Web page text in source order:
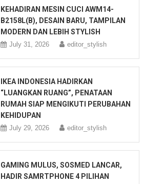
KEHADIRAN MESIN CUCI AWM14-
B2158L(B), DESAIN BARU, TAMPILAN
MODERN DAN LEBIH STYLISH
July 31, 2026 editor_stylish
IKEA INDONESIA HADIRKAN
“LUANGKAN RUANG”, PENATAAN
RUMAH SIAP MENGIKUTI PERUBAHAN
KEHIDUPAN
July 29, 2026 editor_stylish
GAMING MULUS, SOSMED LANCAR,
HADIR SAMRTPHONE 4 PILIHAN